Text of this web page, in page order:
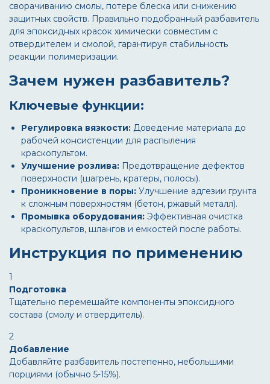
сворачиванию смолы, потере блеска или снижению
защитных свойств. Правильно подобранный разбавитель
для эпоксидных красок химически совместим с
отвердителем и смолой, гарантируя стабильность
реакции полимеризации.
Зачем нужен разбавитель?
Ключевые функции:
Регулировка вязкости: Доведение материала до
рабочей консистенции для распыления
краскопультом.
Улучшение розлива: Предотвращение дефектов
поверхности (шагрень, кратеры, полосы).
Проникновение в поры: Улучшение адгезии грунта
к сложным поверхностям (бетон, ржавый металл).
Промывка оборудования: Эффективная очистка
краскопультов, шлангов и емкостей после работы.
Инструкция по применению
1
Подготовка
Тщательно перемешайте компоненты эпоксидного
состава (смолу и отвердитель).
2
Добавление
Добавляйте разбавитель постепенно, небольшими
порциями (обычно 5-15%).